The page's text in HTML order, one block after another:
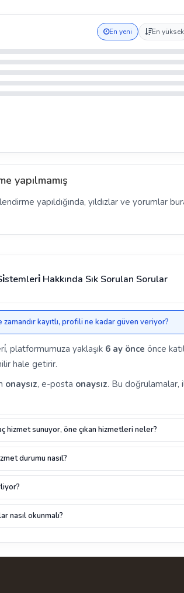
En yeni En yüksek
yapılmamış
yapıldığında, yıldızlar ve yorumlar
Hakkında Sık Sorulan Sorular
kayıtlı, profili ne kadar güven veriyor?
platformumuza yaklaşık 6 ay önce önce
hale getirir.
onaysız, e-posta onaysız. Bu doğrulamalar,
hizmet sunuyor, öne çıkan hizmetleri neler?
durumu nasıl?
nasıl okunmalı?